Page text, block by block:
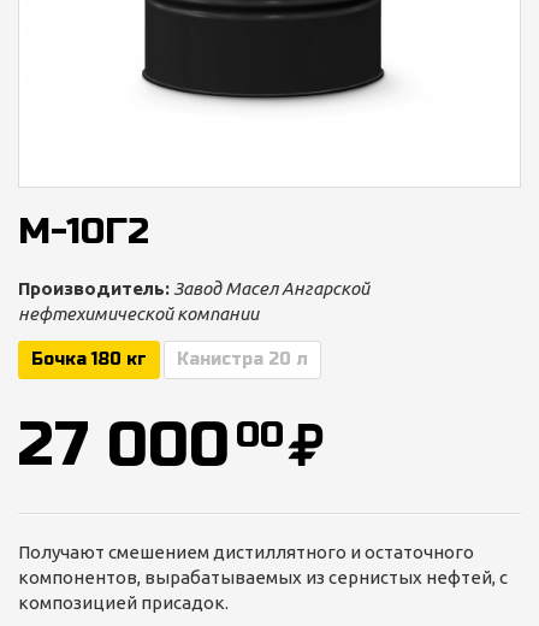
М-10Г2
Производитель: Завод Масел Ангарской
нефтехимической компании
Бочка 180 кг Канистра 20 л
27 000 00
Получают смешением дистиллятного и остаточного
компонентов, вырабатываемых из сернистых нефтей, с
композицией присадок.